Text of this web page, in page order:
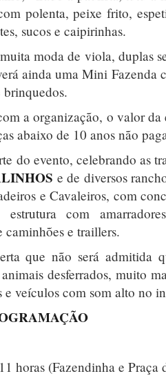
polenta, peixe frito,
sucos e caipirinhas.
moda de viola, duplas
ainda uma Mini Fazenda
brinquedos.
a organização, o valor
abaixo de 10 anos não
do evento, celebrando as
e de diversos
e Cavaleiros, com
com
caminhões e traillers.
que não será admitida
desferrados, muito
e veículos com som alto no
horas (Fazendinha e Praça